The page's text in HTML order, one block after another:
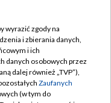
wyrazić zgody na
i zbierania danych,
i ich
danych osobowych przez
dalej również „TVP”),
Zaufanych
(w tym do